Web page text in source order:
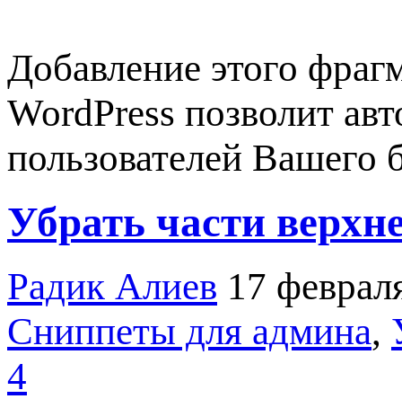
Добавление этого
WordPress позволит
пользователей Вашего
Убрать части
Радик Алиев 17
Сниппеты для админа,
4